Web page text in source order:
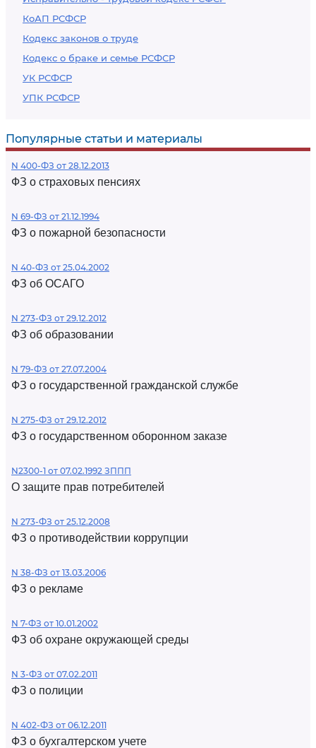
КоАП РСФСР
Кодекс законов о труде
Кодекс о браке и семье РСФСР
УК РСФСР
УПК РСФСР
Популярные статьи и материалы
N 400-ФЗ от 28.12.2013
ФЗ о страховых пенсиях
N 69-ФЗ от 21.12.1994
ФЗ о пожарной безопасности
N 40-ФЗ от 25.04.2002
ФЗ об ОСАГО
N 273-ФЗ от 29.12.2012
ФЗ об образовании
N 79-ФЗ от 27.07.2004
ФЗ о государственной гражданской службе
N 275-ФЗ от 29.12.2012
ФЗ о государственном оборонном заказе
N2300-1 от 07.02.1992 ЗППП
О защите прав потребителей
N 273-ФЗ от 25.12.2008
ФЗ о противодействии коррупции
N 38-ФЗ от 13.03.2006
ФЗ о рекламе
N 7-ФЗ от 10.01.2002
ФЗ об охране окружающей среды
N 3-ФЗ от 07.02.2011
ФЗ о полиции
N 402-ФЗ от 06.12.2011
ФЗ о бухгалтерском учете